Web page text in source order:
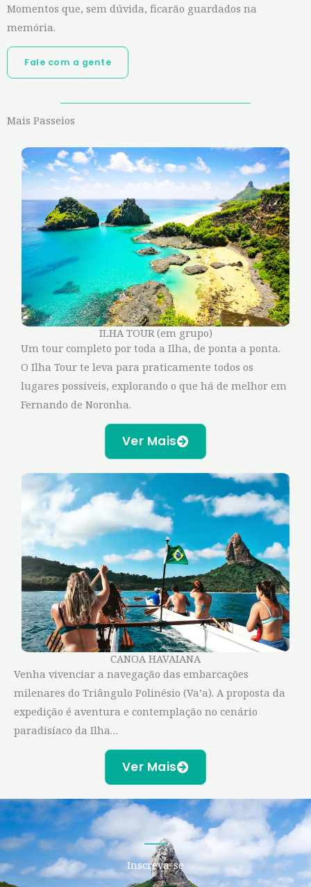
Momentos que, sem dúvida, ficarão guardados na
memória.
Fale com a gente
Mais Passeios
ILHA TOUR (em grupo)
Um tour completo por toda a Ilha, de ponta a ponta.
O Ilha Tour te leva para praticamente todos os
lugares possíveis, explorando o que há de melhor em
Fernando de Noronha.
Ver Mais
CANOA HAVAIANA
Venha vivenciar a navegação das embarcações
milenares do Triângulo Polinésio (Va’a). A proposta da
expedição é aventura e contemplação no cenário
paradisíaco da Ilha…
Ver Mais
Inscreva-se